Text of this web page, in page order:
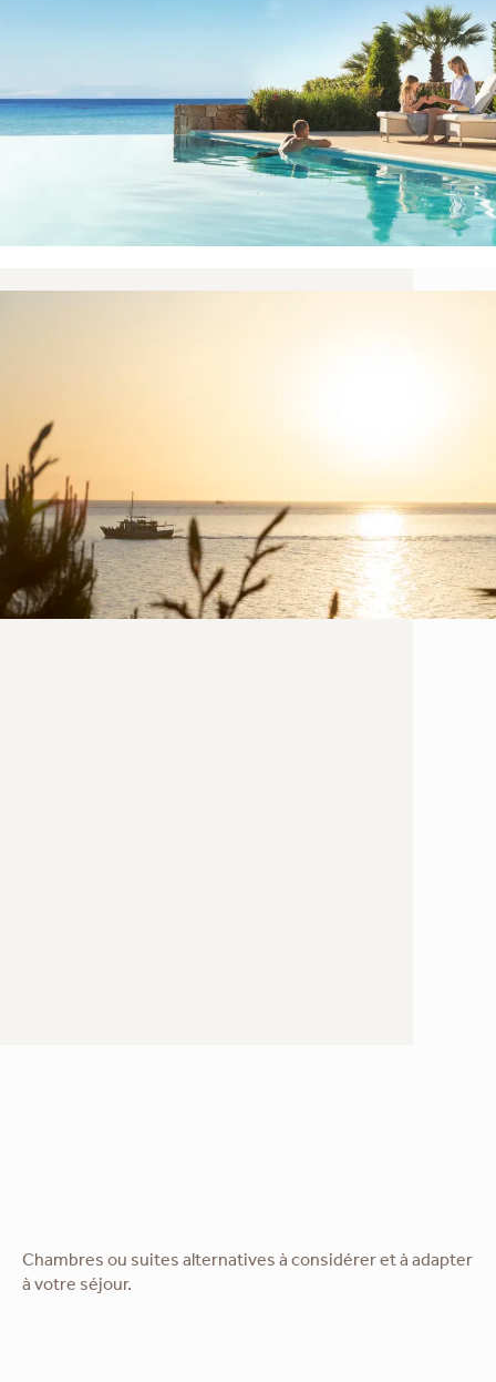
Chambres ou suites alternatives à considérer et à adapter
à votre séjour.